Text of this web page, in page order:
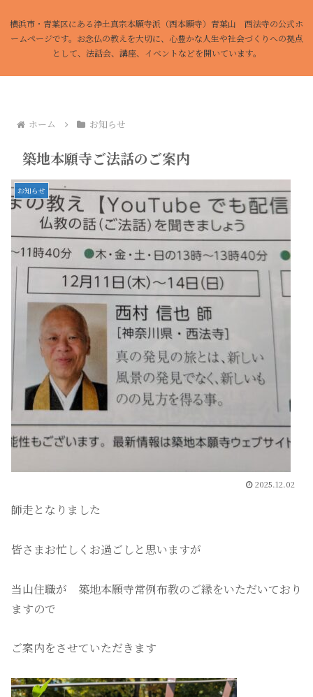
横浜市・青葉区にある浄土真宗本願寺派（西本願寺）青葉山 西法寺の公式ホ
ームページです。お念仏の教えを大切に、心豊かな人生や社会づくりへの拠点
として、法話会、講座、イベントなどを開いています。
ホーム お知らせ
築地本願寺ご法話のご案内
お知らせ
2025.12.02
師走となりました
皆さまお忙しくお過ごしと思いますが
当山住職が
築地本願寺常例布教のご縁をいただいており
ますので
ご案内をさせていただきます